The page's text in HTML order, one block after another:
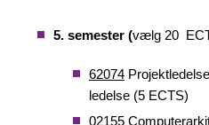
5. semester (vælg 20
62074
ledelse (5 ECTS)
02155